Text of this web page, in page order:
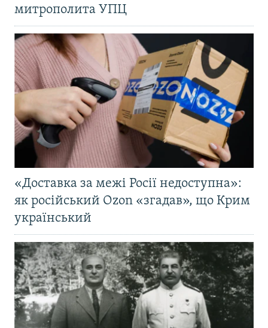
митрополита УПЦ
«Доставка за межі Росії недоступна»:
як російський Ozon «згадав», що Крим
український